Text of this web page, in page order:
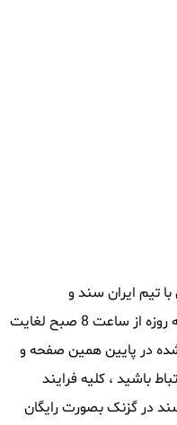
تیم ایران سند و
کارشناسان این مجموعه میتوانید همه روزه از ساعت 8 صبح لغایت
شده در پایین همین صفحه و
باشید ، کلیه فرایند
در گزنک بصورت رایگان